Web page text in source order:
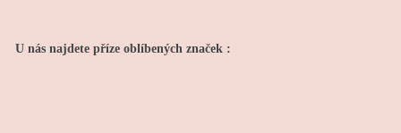
U nás najdete příze oblíbených značek :